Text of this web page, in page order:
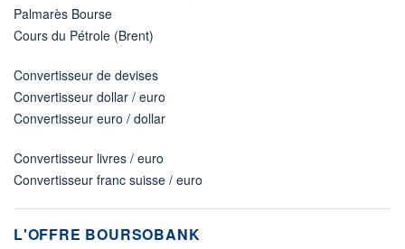
Palmarès Bourse
Cours du Pétrole (Brent)
Convertisseur de devises
Convertisseur dollar / euro
Convertisseur euro / dollar
Convertisseur livres / euro
Convertisseur franc suisse / euro
L'OFFRE BOURSOBANK